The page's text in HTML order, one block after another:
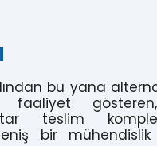
bu yana
faaliyet
teslim
bir mühendislik